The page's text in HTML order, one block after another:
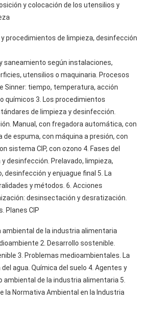
y colocación de los utensilios y
y procedimientos de limpieza, desinfección
saneamiento según instalaciones,
utensilios o maquinaria. Procesos
Sinner: tiempo, temperatura, acción
químicos 3. Los procedimientos
de limpieza y desinfección.
Manual, con fregadora automática, con
de espuma, con máquina a presión, con
sistema CIP, con ozono 4. Fases del
desinfección. Prelavado, limpieza,
desinfección y enjuague final 5. La
y métodos. 6. Acciones
desinsectación y desratización.
Planes CIP
ambiental de la industria alimentaria
2. Desarrollo sostenible.
3. Problemas medioambientales. La
agua. Química del suelo 4. Agentes y
de la industria alimentaria 5.
la Normativa Ambiental en la Industria